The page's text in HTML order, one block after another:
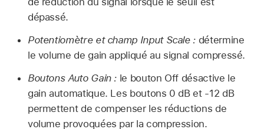
dépassé.
Potentiomètre et champ Input Scale : détermine
le volume de gain appliqué au signal compressé.
Boutons Auto Gain : le bouton Off désactive le
gain automatique. Les boutons 0 dB et -12 dB
permettent de compenser les réductions de
volume provoquées par la compression.